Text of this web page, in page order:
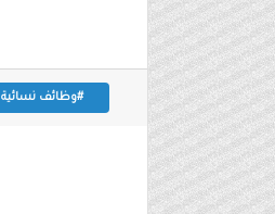
#وظائف نسائية